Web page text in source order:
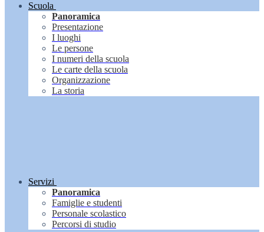
Scuola
Panoramica
Presentazione
I luoghi
Le persone
I numeri della scuola
Le carte della scuola
Organizzazione
La storia
Servizi
Panoramica
Famiglie e studenti
Personale scolastico
Percorsi di studio